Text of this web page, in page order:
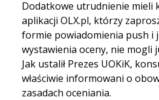
Dodatkowe utrudnienie mieli
aplikacji OLX.pl, którzy
formie powiadomienia push i
wystawienia oceny, nie mogli
Jak ustalił Prezes UOKiK,
właściwie informowani o
zasadach oceniania.